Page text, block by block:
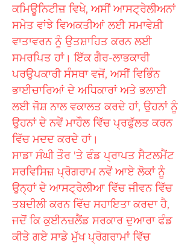
ਕਮਿਊਨਿਟੀਜ਼ ਵਿਖੇ, ਅਸੀਂ ਆਸਟ੍ਰੇਲੀਅਨਾਂ
ਸਮੇਤ ਵਾਂਝੇ ਵਿਅਕਤੀਆਂ ਲਈ ਸਮਾਵੇਸ਼ੀ
ਵਾਤਾਵਰਨ ਨੂੰ ਉਤਸ਼ਾਹਿਤ ਕਰਨ ਲਈ
ਸਮਰਪਿਤ ਹਾਂ। ਇੱਕ ਗੈਰ-ਲਾਭਕਾਰੀ
ਪਰਉਪਕਾਰੀ ਸੰਸਥਾ ਵਜੋਂ, ਅਸੀਂ ਵਿਭਿੰਨ
ਭਾਈਚਾਰਿਆਂ ਦੇ ਅਧਿਕਾਰਾਂ ਅਤੇ ਭਲਾਈ
ਲਈ ਜੋਸ਼ ਨਾਲ ਵਕਾਲਤ ਕਰਦੇ ਹਾਂ, ਉਹਨਾਂ ਨੂੰ
ਉਹਨਾਂ ਦੇ ਨਵੇਂ ਮਾਹੌਲ ਵਿੱਚ ਪ੍ਰਫੁੱਲਤ ਕਰਨ
ਵਿੱਚ ਮਦਦ ਕਰਦੇ ਹਾਂ।
ਸਾਡਾ ਸੰਘੀ ਤੌਰ 'ਤੇ ਫੰਡ ਪ੍ਰਾਪਤ ਸੈਟਲਮੈਂਟ
ਸਰਵਿਸਿਜ਼ ਪ੍ਰੋਗਰਾਮ ਨਵੇਂ ਆਏ ਲੋਕਾਂ ਨੂੰ
ਉਨ੍ਹਾਂ ਦੇ ਆਸਟ੍ਰੇਲੀਆ ਵਿੱਚ ਜੀਵਨ ਵਿੱਚ
ਤਬਦੀਲੀ ਕਰਨ ਵਿੱਚ ਸਹਾਇਤਾ ਕਰਦਾ ਹੈ,
ਜਦੋਂ ਕਿ ਕੁਈਨਜ਼ਲੈਂਡ ਸਰਕਾਰ ਦੁਆਰਾ ਫੰਡ
ਕੀਤੇ ਗਏ ਸਾਡੇ ਮੁੱਖ ਪ੍ਰੋਗਰਾਮਾਂ ਵਿੱਚ